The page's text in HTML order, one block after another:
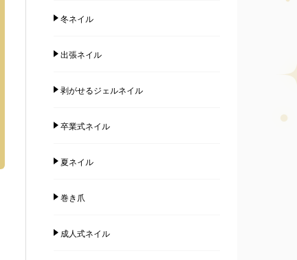
冬ネイル
出張ネイル
剥がせるジェルネイル
卒業式ネイル
夏ネイル
巻き爪
成人式ネイル